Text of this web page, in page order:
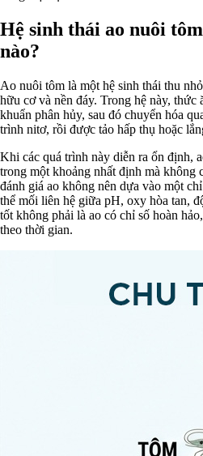
Hệ sinh thái ao nuôi
nào?
Ao nuôi tôm là một hệ sinh thái thu
hữu cơ và nền đáy. Trong hệ này,
khuẩn phân hủy, sau đó chuyển hóa
trình nitơ, rồi được tảo hấp thụ hoặc
Khi các quá trình này diễn ra ổn định,
trong một khoảng nhất định mà không
đánh giá ao không nên dựa vào một
thể mối liên hệ giữa pH, oxy hòa tan,
tốt không phải là ao có chỉ số hoàn
theo thời gian.